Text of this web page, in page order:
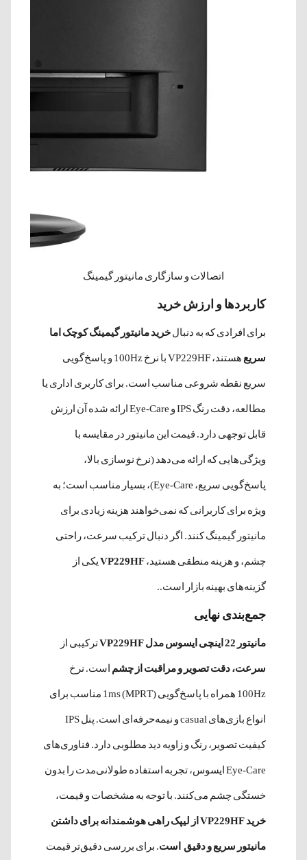
اتصالات و سازگاری مانیتور گیمینگ
کاربردها و ارزش خرید
برای افرادی که به دنبالخرید مانیتور گیمینگ کوچک اما
سریع هستند، VP229HF با نرخ 100Hz و پاسخ‌گویی
سریع نقطه شروعی مناسب است. برای کاربری اداری یا
مطالعه، دقت رنگ IPS و Eye-Care ارائه شده آن ارزش
قابل توجهی دارد. قیمت این مانیتور در مقایسه با
ویژگی‌هایی که ارائه می‌دهد (نرخ نوسازی بالا،
پاسخ‌گویی سریع، Eye-Care)، بسیار مناسب است؛ به
ویژه برای کاربرانی که نمی‌خواهند هزینه زیادی برای
مانیتور گیمینگ کنند. اگر دنبال ترکیب سرعت، راحتی
چشم، و هزینه منطقی هستید،VP229HFیکی از
گزینه‌های بهینه بازار است..
جمع‌بندی نهایی
مانیتور 22 اینچی ایسوس مدل VP229HF ترکیبی از
سرعت، دقت تصویر و مراقبت از چشم است. نرخ
100Hz همراه با پاسخ‌گویی 1ms (MPRT) مناسب برای
انواع بازی‌های casual و نیمه‌حرفه‌ای است. پنل IPS
کیفیت تصویر، رنگ و زاویه دید مطلوبی دارد. فناوری‌های
Eye-Care ایسوس، تجربه استفاده طولانی‌مدت را بدون
خستگی چشم می‌کنند. با توجه به مشخصات و قیمت،
خرید VP229HF از لیپک راهی هوشمندانه برای داشتن
مانیتور سریع و دقیق است. برای بررسی دقیق‌تر قیمت